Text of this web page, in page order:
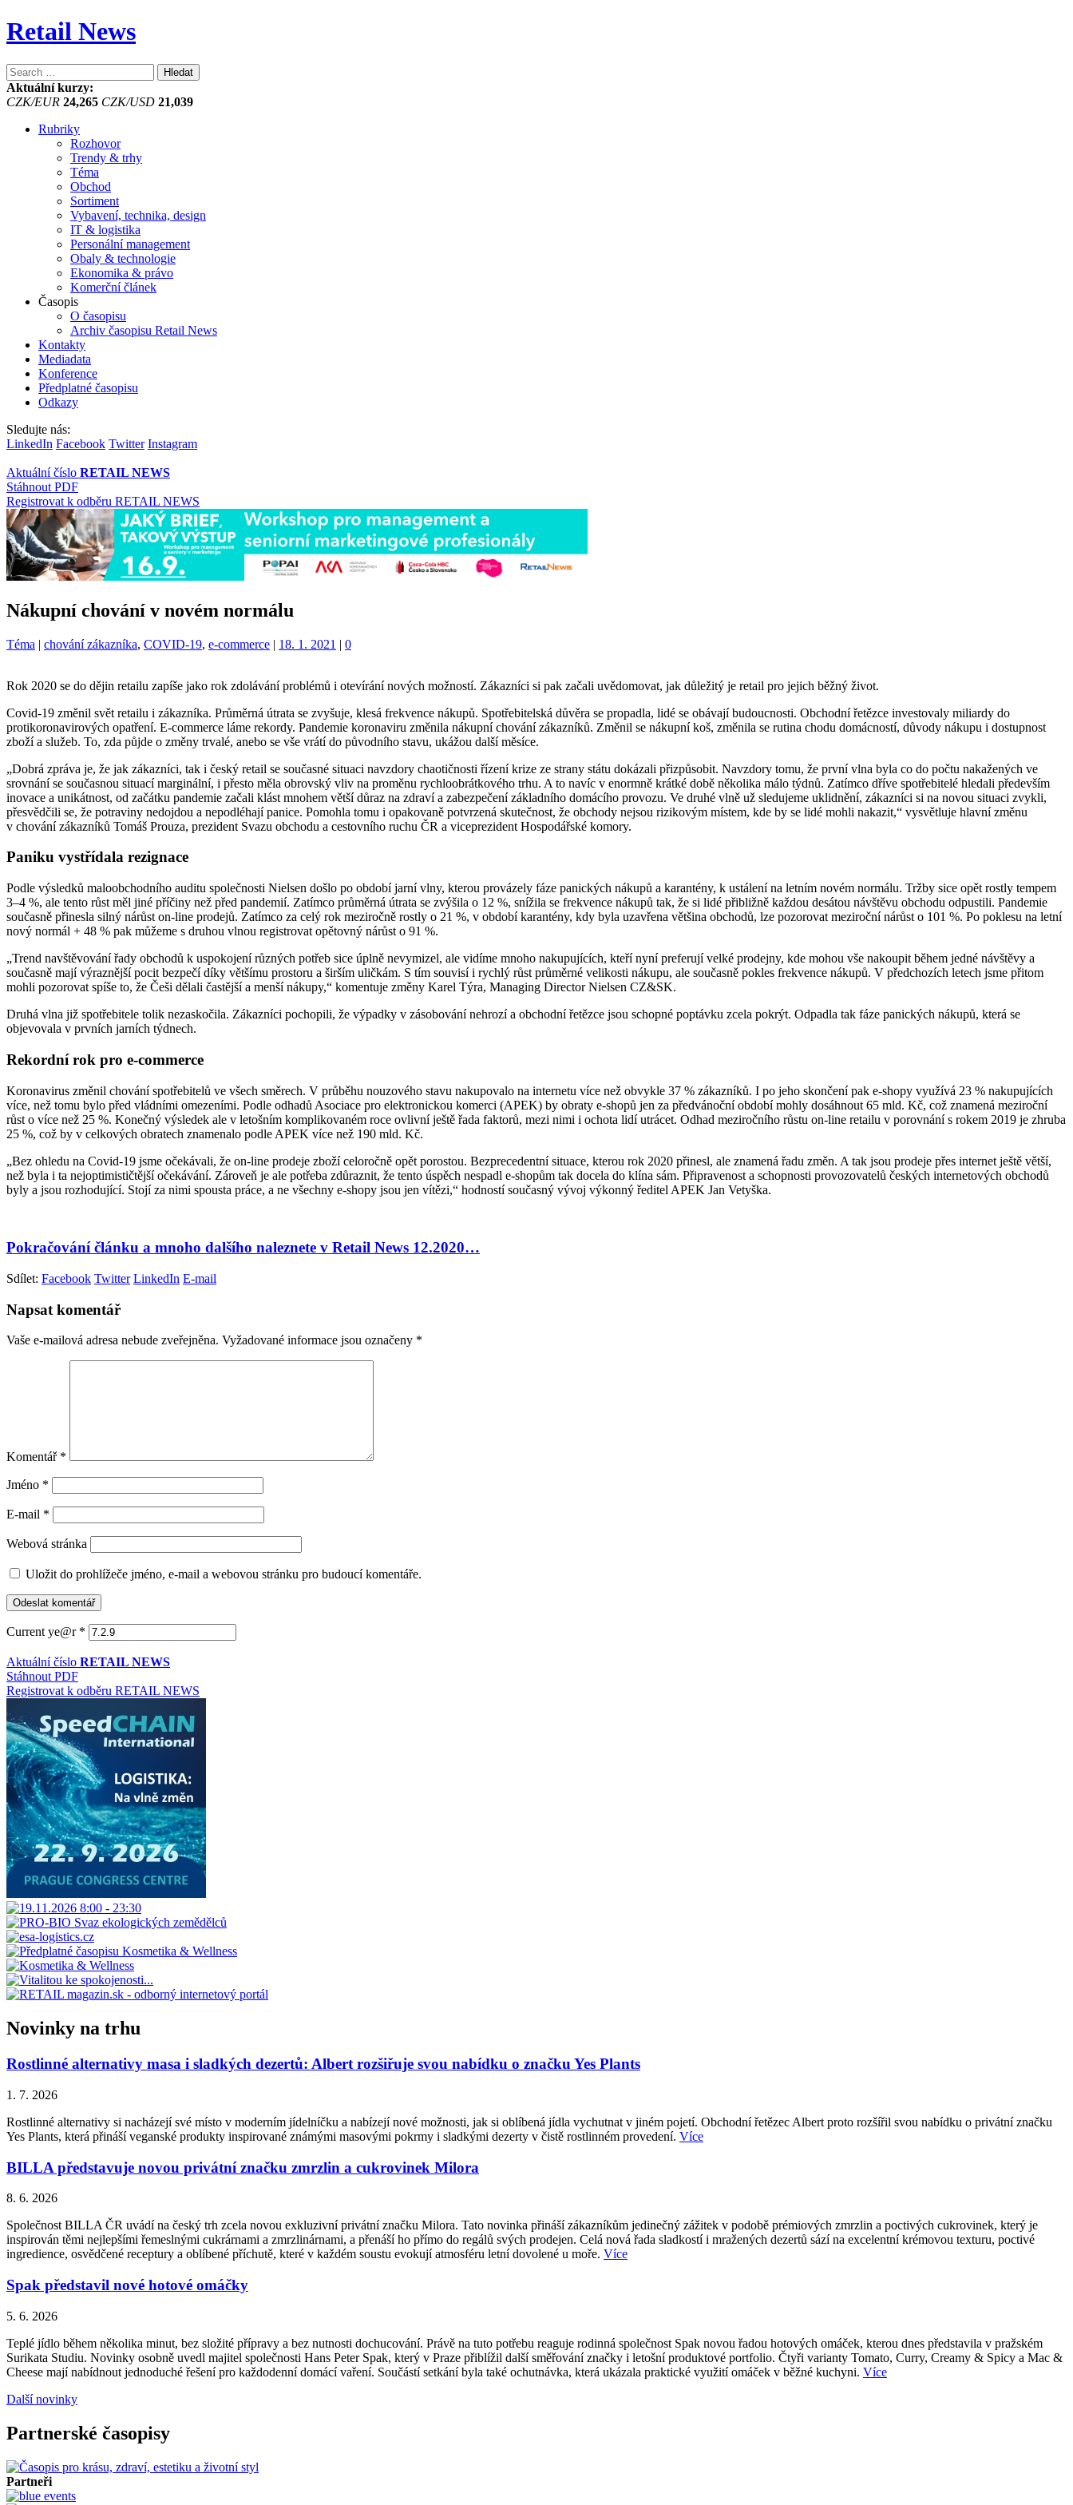
Retail News
Vyhledávání
Aktuální kurzy:
CZK/EUR 24,265 CZK/USD 21,039
Rubriky
Rozhovor
Trendy & trhy
Téma
Obchod
Sortiment
Vybavení, technika, design
IT & logistika
Personální management
Obaly & technologie
Ekonomika & právo
Komerční článek
Časopis
O časopisu
Archiv časopisu Retail News
Kontakty
Mediadata
Konference
Předplatné časopisu
Odkazy
Sledujte nás:
LinkedIn Facebook Twitter Instagram
Aktuální číslo RETAIL NEWS
Stáhnout PDF
Registrovat k odběru RETAIL NEWS
Nákupní chování v novém normálu
Kategorie:
Téma | Štítky:
chování zákazníka, COVID-19, e-commerce | 18. 1. 2021 | 0
Rok 2020 se do dějin retailu zapíše jako rok zdolávání problémů i otevírání nových možností. Zákazníci si pak začali uvědomovat, jak důležitý je retail pro jejich běžný život.
Covid-19 změnil svět retailu i zákazníka. Průměrná útrata se zvyšuje, klesá frekvence nákupů. Spotřebitelská důvěra se propadla, lidé se obávají budoucnosti. Obchodní řetězce investovaly miliardy do
protikoronavirových opatření. E-commerce láme rekordy. Pandemie koronaviru změnila nákupní chování zákazníků. Změnil se nákupní koš, změnila se rutina chodu domácností, důvody nákupu i dostupnost
zboží a služeb. To, zda půjde o změny trvalé, anebo se vše vrátí do původního stavu, ukážou další měsíce.
„Dobrá zpráva je, že jak zákazníci, tak i český retail se současné situaci navzdory chaotičnosti řízení krize ze strany státu dokázali přizpůsobit. Navzdory tomu, že první vlna byla co do počtu nakažených ve
srovnání se současnou situací marginální, i přesto měla obrovský vliv na proměnu rychloobrátkového trhu. A to navíc v enormně krátké době několika málo týdnů. Zatímco dříve spotřebitelé hledali především
inovace a unikátnost, od začátku pandemie začali klást mnohem větší důraz na zdraví a zabezpečení základního domácího provozu. Ve druhé vlně už sledujeme uklidnění, zákazníci si na novou situaci zvykli,
přesvědčili se, že potraviny nedojdou a nepodléhají panice. Pomohla tomu i opakovaně potvrzená skutečnost, že obchody nejsou rizikovým místem, kde by se lidé mohli nakazit,“ vysvětluje hlavní změnu
v chování zákazníků Tomáš Prouza, prezident Svazu obchodu a cestovního ruchu ČR a viceprezident Hospodářské komory.
Paniku vystřídala rezignace
Podle výsledků maloobchodního auditu společnosti Nielsen došlo po období jarní vlny, kterou provázely fáze panických nákupů a karantény, k ustálení na letním novém normálu. Tržby sice opět rostly tempem
3–4 %, ale tento růst měl jiné příčiny než před pandemií. Zatímco průměrná útrata se zvýšila o 12 %, snížila se frekvence nákupů tak, že si lidé přibližně každou desátou návštěvu obchodu odpustili. Pandemie
současně přinesla silný nárůst on-line prodejů. Zatímco za celý rok meziročně rostly o 21 %, v období karantény, kdy byla uzavřena většina obchodů, lze pozorovat meziroční nárůst o 101 %. Po poklesu na letní
nový normál + 48 % pak můžeme s druhou vlnou registrovat opětovný nárůst o 91 %.
„Trend navštěvování řady obchodů k uspokojení různých potřeb sice úplně nevymizel, ale vidíme mnoho nakupujících, kteří nyní preferují velké prodejny, kde mohou vše nakoupit během jedné návštěvy a
současně mají výraznější pocit bezpečí díky většímu prostoru a širším uličkám. S tím souvisí i rychlý růst průměrné velikosti nákupu, ale současně pokles frekvence nákupů. V předchozích letech jsme přitom
mohli pozorovat spíše to, že Češi dělali častější a menší nákupy,“ komentuje změny Karel Týra, Managing Director Nielsen CZ&SK.
Druhá vlna již spotřebitele tolik nezaskočila. Zákazníci pochopili, že výpadky v zásobování nehrozí a obchodní řetězce jsou schopné poptávku zcela pokrýt. Odpadla tak fáze panických nákupů, která se
objevovala v prvních jarních týdnech.
Rekordní rok pro e-commerce
Koronavirus změnil chování spotřebitelů ve všech směrech. V průběhu nouzového stavu nakupovalo na internetu více než obvykle 37 % zákazníků. I po jeho skončení pak e-shopy využívá 23 % nakupujících
více, než tomu bylo před vládními omezeními. Podle odhadů Asociace pro elektronickou komerci (APEK) by obraty e-shopů jen za předvánoční období mohly dosáhnout 65 mld. Kč, což znamená meziroční
růst o více než 25 %. Konečný výsledek ale v letošním komplikovaném roce ovlivní ještě řada faktorů, mezi nimi i ochota lidí utrácet. Odhad meziročního růstu on-line retailu v porovnání s rokem 2019 je zhruba
25 %, což by v celkových obratech znamenalo podle APEK více než 190 mld. Kč.
„Bez ohledu na Covid-19 jsme očekávali, že on-line prodeje zboží celoročně opět porostou. Bezprecedentní situace, kterou rok 2020 přinesl, ale znamená řadu změn. A tak jsou prodeje přes internet ještě větší,
než byla i ta nejoptimističtější očekávání. Zároveň je ale potřeba zdůraznit, že tento úspěch nespadl e-shopům tak docela do klína sám. Připravenost a schopnosti provozovatelů českých internetových obchodů
byly a jsou rozhodující. Stojí za nimi spousta práce, a ne všechny e-shopy jsou jen vítězi,“ hodností současný vývoj výkonný ředitel APEK Jan Vetyška.
Pokračování článku a mnoho dalšího naleznete v Retail News 12.2020…
Sdílet: Facebook Twitter LinkedIn E-mail
Napsat komentář
Vaše e-mailová adresa nebude zveřejněna. Vyžadované informace jsou označeny *
Komentář *
Jméno *
E-mail *
Webová stránka
Uložit do prohlížeče jméno, e-mail a webovou stránku pro budoucí komentáře.
Current ye@r *
Aktuální číslo RETAIL NEWS
Stáhnout PDF
Registrovat k odběru RETAIL NEWS
Novinky na trhu
Rostlinné alternativy masa i sladkých dezertů: Albert rozšiřuje svou nabídku o značku Yes Plants
1. 7. 2026
Rostlinné alternativy si nacházejí své místo v moderním jídelníčku a nabízejí nové možnosti, jak si oblíbená jídla vychutnat v jiném pojetí. Obchodní řetězec Albert proto rozšířil svou nabídku o privátní značku
Yes Plants, která přináší veganské produkty inspirované známými masovými pokrmy i sladkými dezerty v čistě rostlinném provedení. Více
BILLA představuje novou privátní značku zmrzlin a cukrovinek Milora
8. 6. 2026
Společnost BILLA ČR uvádí na český trh zcela novou exkluzivní privátní značku Milora. Tato novinka přináší zákazníkům jedinečný zážitek v podobě prémiových zmrzlin a poctivých cukrovinek, který je
inspirován těmi nejlepšími řemeslnými cukrárnami a zmrzlinárnami, a přenáší ho přímo do regálů svých prodejen. Celá nová řada sladkostí i mražených dezertů sází na excelentní krémovou texturu, poctivé
ingredience, osvědčené receptury a oblíbené příchutě, které v každém soustu evokují atmosféru letní dovolené u moře. Více
Spak představil nové hotové omáčky
5. 6. 2026
Teplé jídlo během několika minut, bez složité přípravy a bez nutnosti dochucování. Právě na tuto potřebu reaguje rodinná společnost Spak novou řadou hotových omáček, kterou dnes představila v pražském
Surikata Studiu. Novinky osobně uvedl majitel společnosti Hans Peter Spak, který v Praze přiblížil další směřování značky i letošní produktové portfolio. Čtyři varianty Tomato, Curry, Creamy & Spicy a Mac &
Cheese mají nabídnout jednoduché řešení pro každodenní domácí vaření. Součástí setkání byla také ochutnávka, která ukázala praktické využití omáček v běžné kuchyni. Více
Další novinky
Partnerské časopisy
Partneři